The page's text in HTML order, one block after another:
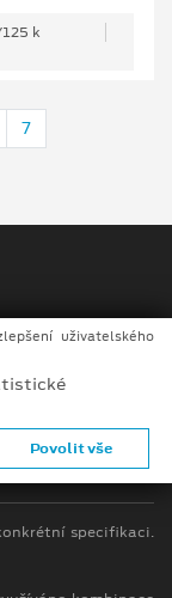
k
7
zákazníků
specifikaci.
uživatelského
Povolit vše